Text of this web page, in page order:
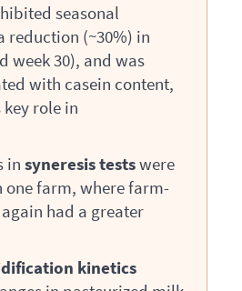
seasonal
(~30%) in
week 30), and was
with casein content,
role in
in syneresis testswere
one farm, where farm-
had a greater
kinetics